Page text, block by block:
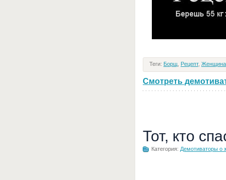
Теги: Борщ Рецепт, Женщина
Смотреть
Тот, кто
Категория: Демотиваторы о